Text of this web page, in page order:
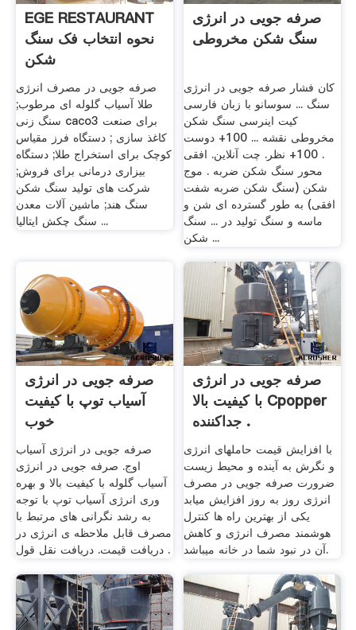
EGE RESTAURANT
نحوه انتخاب فک سنگ
شکن
صرفه جویی در مصرف انرژی
طلا آسیاب گلوله ای مرطوب;
سنگ زنی caco3 برای صنعت
کاغذ سازی ; دستگاه فرز مقیاس
کوچک برای استخراج طلا; دستگاه
بیزاری درمانی برای فروش;
شرکت های تولید سنگ شکن
سنگ هند; ماشین آلات معدن
سنگ چکش ایتالیا ...
صرفه جویی در انرژی
سنگ شکن مخروطی
کان فشار صرفه جویی در انرژی
سنگ ... سوسانو با زبان فارسی
کیت اینرسی سنگ شکن
مخروطی نقشه ... 100+ دوست
. 100+ نظر. چت آنلاین. افقی
محور سنگ شکن ضربه . موج
شکن (سنگ شکن ضربه شفت
افقی) به طور گسترده ای شن و
ماسه و سنگ تولید در ... سنگ
شکن ...
صرفه جویی در انرژی
آسیاب توپ با کیفیت
خوب
صرفه جویی در انرژی آسیاب
اوج. صرفه جویی در انرژی
آسیاب گلوله با کیفیت بالا و بهره
وری انرژی آسیاب توپ با توجه
به رشد نگرانی های مرتبط با
مصرف قابل ملاحظه ی انرژی در
. دریافت قیمت. دریافت نقل قول
صرفه جویی در انرژی
با کیفیت بالا Cpopper
جداکننده .
با افزایش قیمت حاملهای انرژی
و نگرش به آینده و محیط زیست
ضرورت صرفه جویی در مصرف
انرژی روز به روز افزایش میابد
یکی از بهترین راه ها کنترل
هوشمند مصرف انرژی و کاهش
آن در نبود شما در خانه میباشد.